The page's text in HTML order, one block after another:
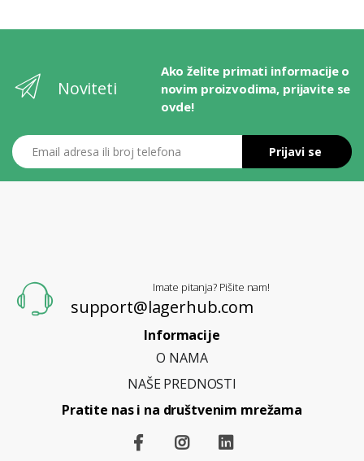
Noviteti
Ako želite primati informacije o
novim proizvodima, prijavite se
ovde!
Email adresa ili broj telefona
Prijavi se
Imate pitanja? Pišite nam!
support@lagerhub.com
Informacije
O NAMA
NAŠE PREDNOSTI
Pratite nas i na društvenim mrežama